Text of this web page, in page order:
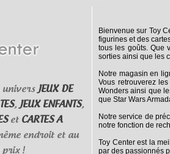
univers JEUX DE
, JEUX ENFANTS,
et CARTES A
endroit et au
prix !
Bienvenue sur Toy
figurines et des
tous les goûts. Que
sorties ainsi que les
Notre magasin en
Vous retrouverez
Wonders ainsi que
que Star Wars
Notre service de
notre fonction de
Toy Center est la
par des passionnés